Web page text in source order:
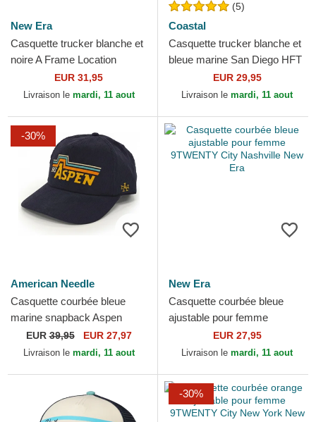
New Era
Casquette trucker blanche et
noire A Frame Location
Austin Villes et plages Texas
New Era
EUR 31,95
Livraison le mardi, 11 aout
(5)
Coastal
Casquette trucker blanche et
bleue marine San Diego HFT
EUR 29,95
Livraison le mardi, 11 aout
-30%
American Needle
Casquette courbée bleue
marine snapback Aspen
Printed Cord American
Needle
EUR39,95 EUR 27,97
Livraison le mardi, 11 aout
New Era
Casquette courbée bleue
ajustable pour femme
9TWENTY City Nashville
New Era
EUR 27,95
Livraison le mardi, 11 aout
-30%